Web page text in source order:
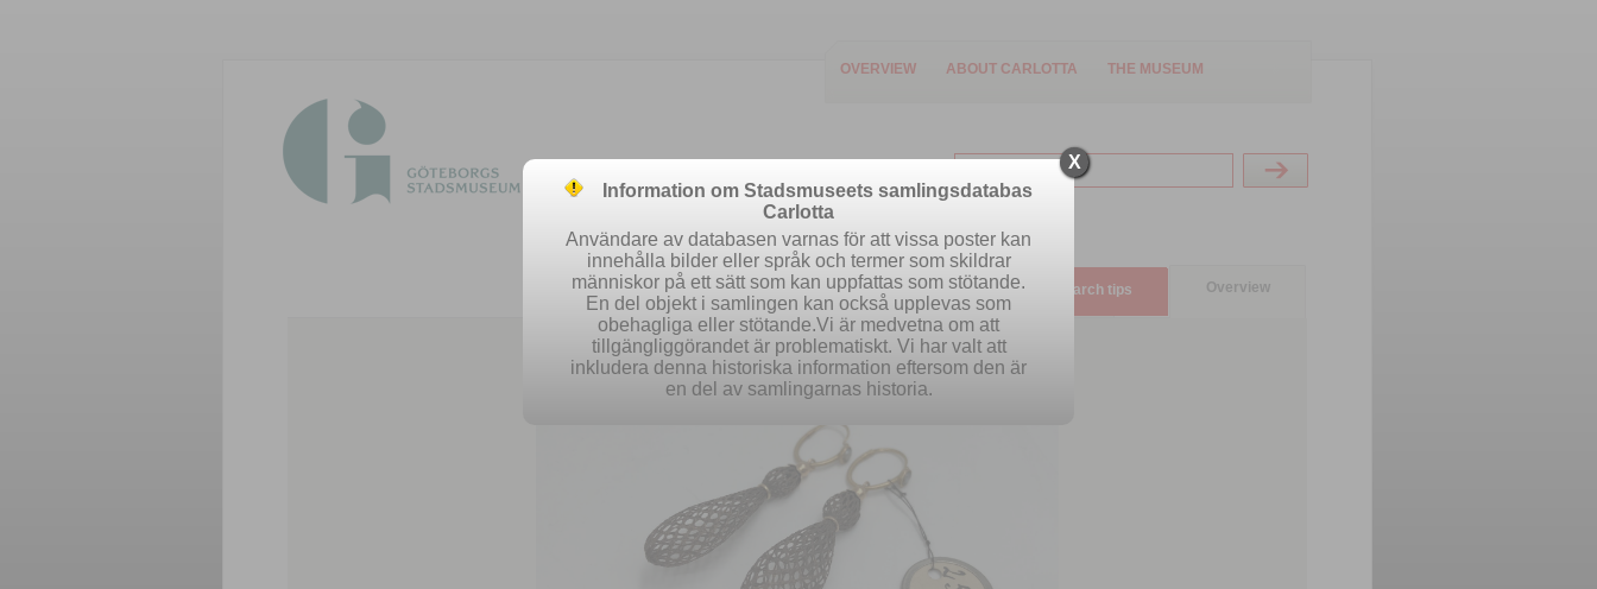
OVERVIEW ABOUT CARLOTTA THE MUSEUM
Easy search Advanced search Search tips Overview
X
Information om Stadsmuseets samlingsdatabas
Carlotta
Användare av databasen varnas för att vissa poster kan
innehålla bilder eller språk och termer som skildrar
människor på ett sätt som kan uppfattas som stötande.
En del objekt i samlingen kan också upplevas som
obehagliga eller stötande.Vi är medvetna om att
tillgängliggörandet är problematiskt. Vi har valt att
inkludera denna historiska information eftersom den är
en del av samlingarnas historia.